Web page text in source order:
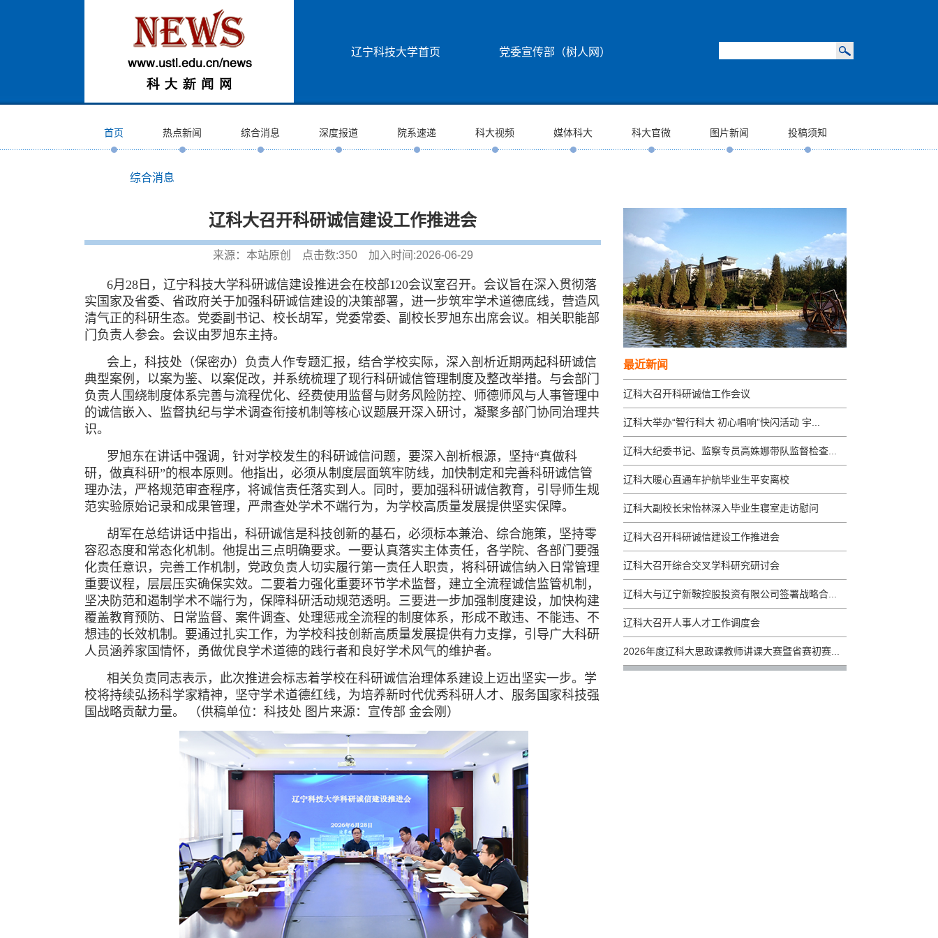
辽宁科技大学首页 党委宣传部（树人网）
首页 热点新闻 综合消息 深度报道 院系速递 科大视频 媒体科大 科大官微 图片新闻 投稿须知
综合消息
辽科大召开科研诚信建设工作推进会
来源：本站原创 点击数:350加入时间:2026-06-29
6月28日，辽宁科技大学科研诚信建设推进会在校部120会议室召开。会议旨在深入贯彻落
实国家及省委、省政府关于加强科研诚信建设的决策部署，进一步筑牢学术道德底线，营造风
清气正的科研生态。党委副书记、校长胡军，党委常委、副校长罗旭东出席会议。相关职能部
门负责人参会。会议由罗旭东主持。
会上，科技处（保密办）负责人作专题汇报，结合学校实际，深入剖析近期两起科研诚信
典型案例，以案为鉴、以案促改，并系统梳理了现行科研诚信管理制度及整改举措。与会部门
负责人围绕制度体系完善与流程优化、经费使用监督与财务风险防控、师德师风与人事管理中
的诚信嵌入、监督执纪与学术调查衔接机制等核心议题展开深入研讨，凝聚多部门协同治理共
识。
罗旭东在讲话中强调，针对学校发生的科研诚信问题，要深入剖析根源，坚持“真做科
研，做真科研”的根本原则。他指出，必须从制度层面筑牢防线，加快制定和完善科研诚信管
理办法，严格规范审查程序，将诚信责任落实到人。同时，要加强科研诚信教育，引导师生规
范实验原始记录和成果管理，严肃查处学术不端行为，为学校高质量发展提供坚实保障。
胡军在总结讲话中指出，科研诚信是科技创新的基石，必须标本兼治、综合施策，坚持零
容忍态度和常态化机制。他提出三点明确要求。一要认真落实主体责任，各学院、各部门要强
化责任意识，完善工作机制，党政负责人切实履行第一责任人职责，将科研诚信纳入日常管理
重要议程，层层压实确保实效。二要着力强化重要环节学术监督，建立全流程诚信监管机制，
坚决防范和遏制学术不端行为，保障科研活动规范透明。三要进一步加强制度建设，加快构建
覆盖教育预防、日常监督、案件调查、处理惩戒全流程的制度体系，形成不敢违、不能违、不
想违的长效机制。要通过扎实工作，为学校科技创新高质量发展提供有力支撑，引导广大科研
人员涵养家国情怀，勇做优良学术道德的践行者和良好学术风气的维护者。
相关负责同志表示，此次推进会标志着学校在科研诚信治理体系建设上迈出坚实一步。学
校将持续弘扬科学家精神，坚守学术道德红线，为培养新时代优秀科研人才、服务国家科技强
国战略贡献力量。
（供稿单位：科技处 图片来源：宣传部 金会刚）
最近新闻
辽科大召开科研诚信工作会议
辽科大举办“智行科大 初心唱响”快闪活动 宇...
辽科大纪委书记、监察专员高姝娜带队监督检查...
辽科大暖心直通车护航毕业生平安离校
辽科大副校长宋怡林深入毕业生寝室走访慰问
辽科大召开科研诚信建设工作推进会
辽科大召开综合交叉学科研究研讨会
辽科大与辽宁新鞍控股投资有限公司签署战略合...
辽科大召开人事人才工作调度会
2026年度辽科大思政课教师讲课大赛暨省赛初赛...